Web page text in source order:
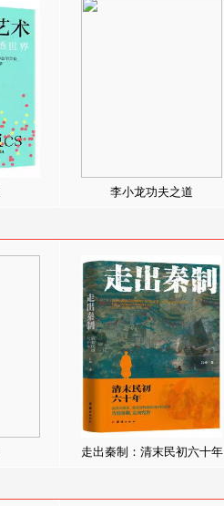
李小龙功夫之道
走出秦制：清末民初六十年